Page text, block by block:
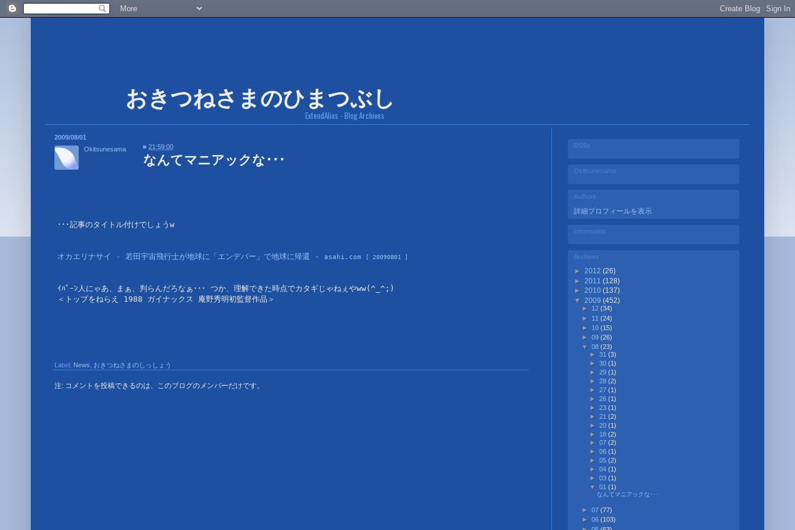
ExtendAlias - Blog Archives
2009/08/01
なんてマニアックな･･･
･･･記事のタイトル付けでしょうw
オカエリナサイ - 若田宇宙飛行士が地球に「エンデバー」で地球に帰還 - asahi.com [ 20090801 ]
ｲﾊﾟｰﾝ人にゃあ、まぁ、判らんだろなぁ･･･ つか、理解できた時点でカタギじゃねぇやww(^_^;)
＜トップをねらえ 1988 ガイナックス 庵野秀明初監督作品＞
Okitsunesama ■21:59:00
Label: News おきつねさまのしっしょう
注: コメントを投稿できるのは、このブログのメンバーだけです。
RSSs
Okitsunesama
Authors
詳細プロフィールを表示
Information
Archives
► 2012 (26)
► 2011 (128)
► 2010 (137)
▼ 2009 (452)
► 12(34)
► 11(24)
► 10(15)
►09(26)
▼08(23)
►31(3)
►30(1)
►29(1)
►28(2)
►27(1)
►26(1)
►23(1)
►21(2)
►20(1)
► 18(2)
►07(2)
►06(1)
►05(2)
►04(1)
►03(1)
▼01(1)
なんてマニアックな･･･
►07(77)
►06(103)